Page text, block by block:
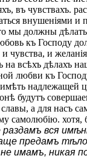
въ чувствахъ.
внушеніями
мы должны
къ Господу
чувства, и
на всѣхъ дѣлахъ
любви къ
надлежащей
будутъ
а для насъ
самолюбію.
вся
предамъ
имамъ, никая